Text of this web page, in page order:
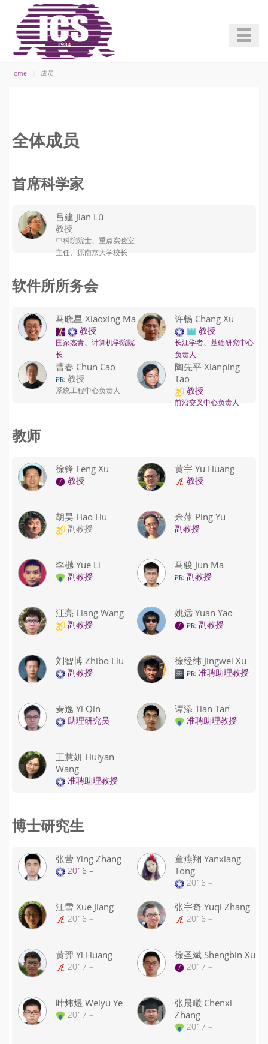
Home 成员
全体成员
首席科学家
吕建 Jian Lü
教授
中科院院士、重点实验室
主任、原南京大学校长
软件所所务会
马晓星 Xiaoxing Ma
教授
国家杰青、计算机学院院
长
许畅 Chang Xu
教授
长江学者、基础研究中心
负责人
曹春 Chun Cao
教授
系统工程中心负责人
陶先平 Xianping
Tao
教授
前沿交叉中心负责人
教师
徐锋 Feng Xu
教授
黄宇 Yu Huang
教授
胡昊 Hao Hu
副教授
余萍 Ping Yu
副教授
李樾 Yue Li
副教授
马骏 Jun Ma
副教授
汪亮 Liang Wang
副教授
姚远 Yuan Yao
副教授
刘智博 Zhibo Liu
副教授
徐经纬 Jingwei Xu
准聘助理教授
秦逸 Yi Qin
助理研究员
谭添 Tian Tan
准聘助理教授
王慧妍 Huiyan
Wang
准聘助理教授
博士研究生
张营 Ying Zhang
2016 –
童燕翔 Yanxiang
Tong
2016 –
江雪 Xue Jiang
2016 –
张宇奇 Yuqi Zhang
2016 –
黄羿 Yi Huang
2017 –
徐圣斌 Shengbin Xu
2017 –
叶炜煜 Weiyu Ye
2017 –
张晨曦 Chenxi
Zhang
2017 –